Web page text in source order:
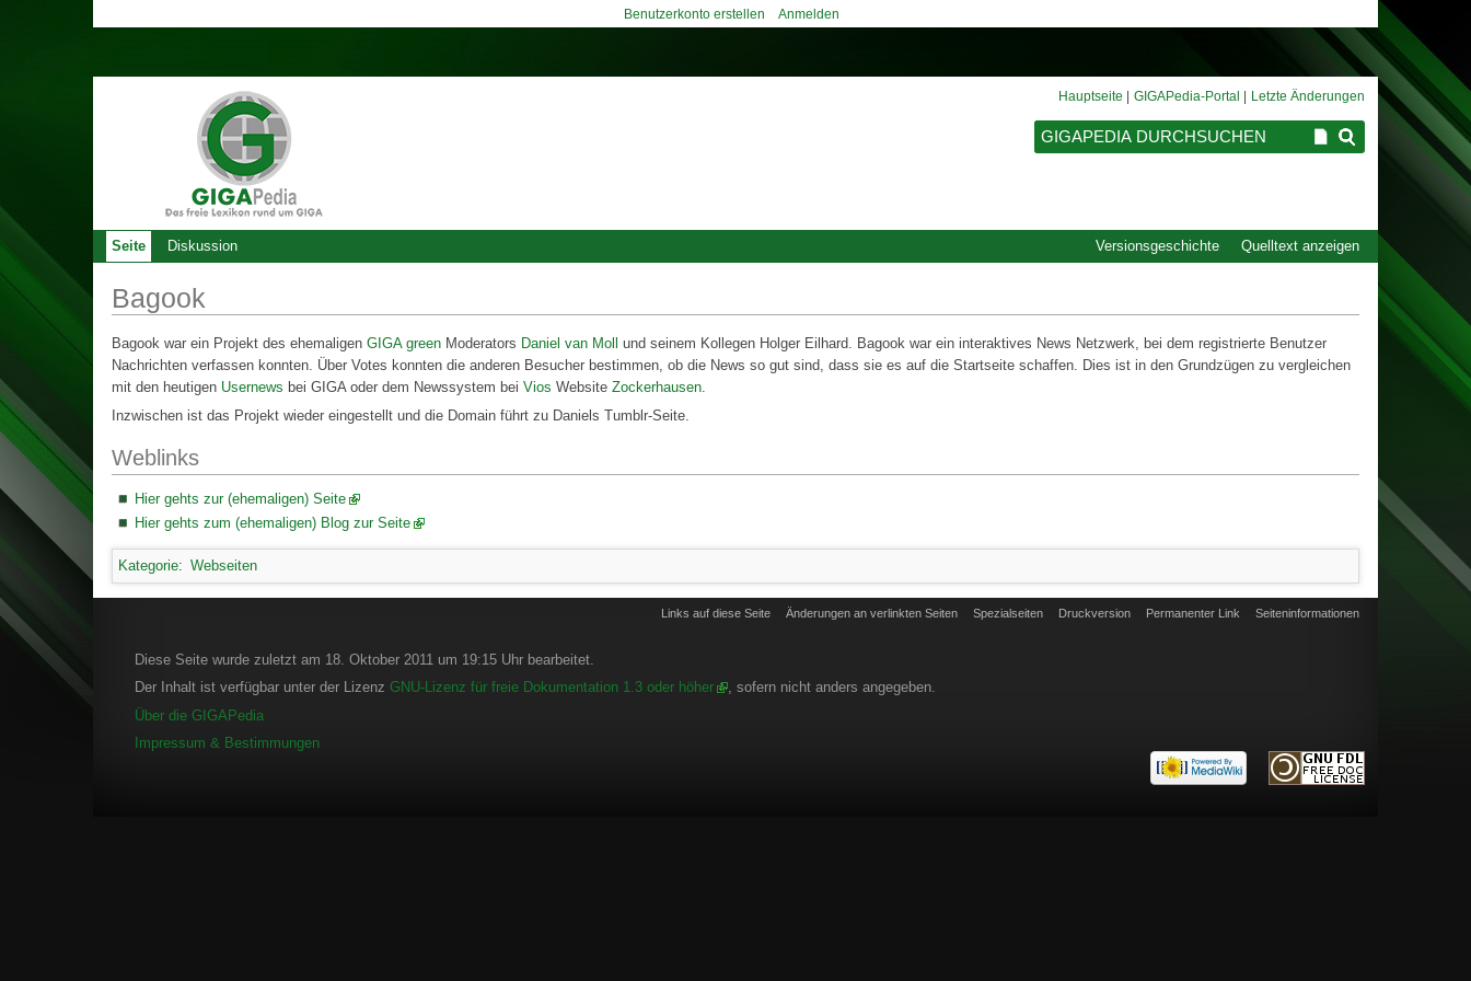
Bagook
Bagook war ein Projekt des ehemaligen GIGA green Moderators Daniel van Moll und seinem Kollegen Holger Eilhard. Bagook war ein interaktives News Netzwerk, bei dem registrierte Benutzer
Nachrichten verfassen konnten. Über Votes konnten die anderen Besucher bestimmen, ob die News so gut sind, dass sie es auf die Startseite schaffen. Dies ist in den Grundzügen zu vergleichen
mit den heutigen Usernews bei GIGA oder dem Newssystem bei Vios Website Zockerhausen
Inzwischen ist das Projekt wieder eingestellt und die Domain führt zu Daniels Tumblr-Seite.
Weblinks
Hier gehts zur (ehemaligen) Seite
Hier gehts zum (ehemaligen) Blog zur Seite
Kategorie: Webseiten
Seite Diskussion Quelltext anzeigen
Versionsgeschichte
Benutzerkonto erstellen Anmelden
Hauptseite GIGAPedia-Portal Letzte Änderungen
Links auf diese Seite Änderungen an verlinkten Seiten Spezialseiten Druckversion Permanenter Link Seiten­informationen
Diese Seite wurde zuletzt am 18. Oktober 2011 um 19:15 Uhr bearbeitet.
Der Inhalt ist verfügbar unter der Lizenz GNU-Lizenz für freie Dokumentation 1.3 oder höher
, sofern nicht anders angegeben.
Über die GIGAPedia
Impressum & Bestimmungen